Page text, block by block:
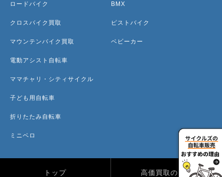
ロードバイク
クロスバイク買取
マウンテンバイク買取
電動アシスト自転車
ママチャリ・シティサイクル
子ども用自転車
折りたたみ自転車
ミニベロ
BMX
ピストバイク
ベビーカー
トップ 高価買取のワケ